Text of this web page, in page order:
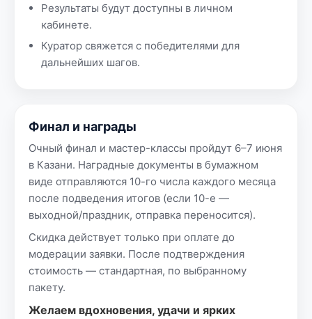
Результаты будут доступны в личном
кабинете.
Куратор свяжется с победителями для
дальнейших шагов.
Финал и награды
Очный финал и мастер-классы пройдут 6–7 июня
в Казани. Наградные документы в бумажном
виде отправляются 10-го числа каждого месяца
после подведения итогов (если 10-е —
выходной/праздник, отправка переносится).
Скидка действует только при оплате до
модерации заявки. После подтверждения
стоимость — стандартная, по выбранному
пакету.
Желаем вдохновения, удачи и ярких